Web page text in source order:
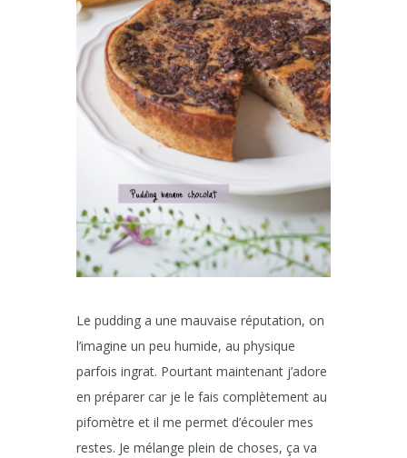
Le pudding a une mauvaise réputation, on
l’imagine un peu humide, au physique
parfois ingrat. Pourtant maintenant j’adore
en préparer car je le fais complètement au
pifomètre et il me permet d’écouler mes
restes. Je mélange plein de choses, ça va